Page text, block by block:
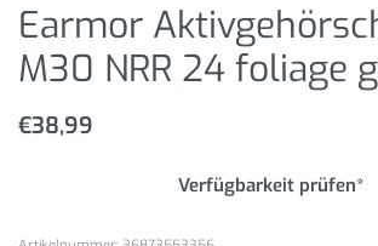
Earmor
M30 NRR 24 foliage
€38,99
Verfügbarkeit prüfen*